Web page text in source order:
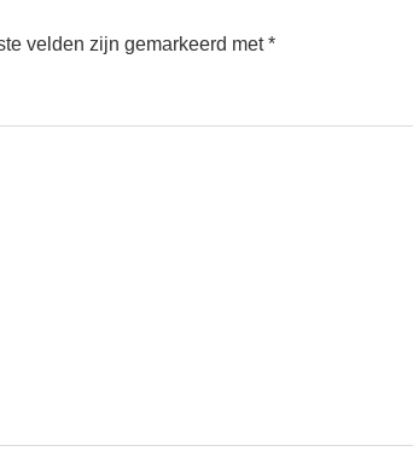
velden zijn gemarkeerd met*